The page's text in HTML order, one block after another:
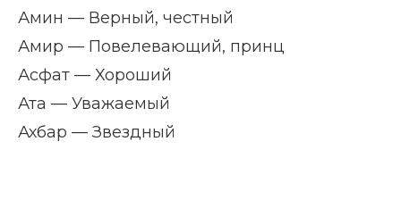
Амин — Верный, честный
Амир — Повелевающий, принц
Асфат — Хороший
Ата — Уважаемый
Ахбар — Звездный